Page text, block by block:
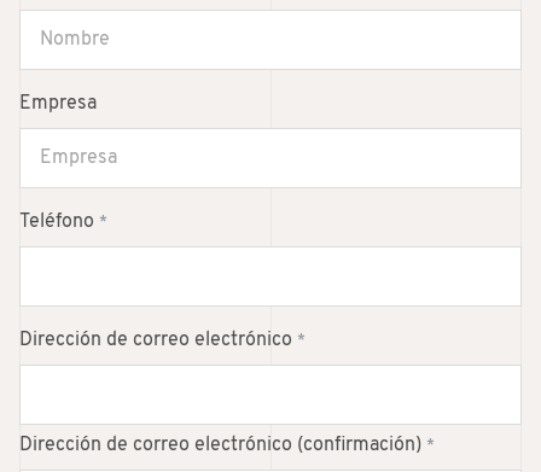
Empresa
Teléfono *
Dirección de correo electrónico *
Dirección de correo electrónico (confirmación) *